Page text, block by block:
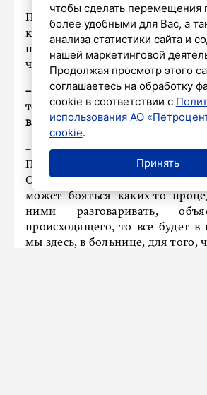
Поэтому самое главное для
клоуна – это
подходить деликатно и с
чувствуют.
– За эти тринадцать лет вашей
то поменялись? Современный
взгляд, он какой?
– На мой взгляд, вообще
Потому что ребенок не может
Он все время хочет узнавать
может бояться каких-то
ними разговаривать,
происходящего, то все будет
мы здесь, в больнице, для того,
чтобы сделать перемещения
более удобными для Вас, а
анализа статистики сайта и
нашей маркетинговой
Продолжая просмотр этого
соглашаетесь на обработку
cookie в соответствии с
использования АО
cookie.
Принять